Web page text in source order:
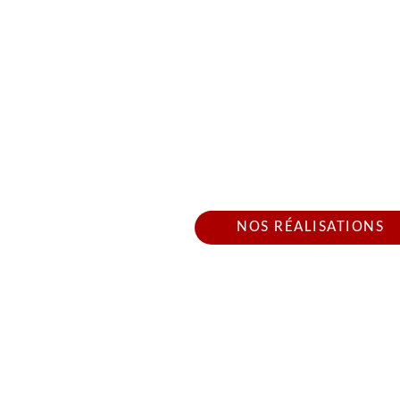
NOS RÉALISATIONS